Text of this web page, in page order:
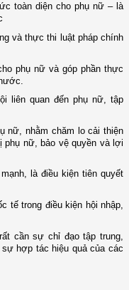
toàn diện cho phụ nữ – là
và thực thi luật pháp chính
phụ nữ và góp phần thực
liên quan đến phụ nữ, tập
nữ, nhằm chăm lo cải thiện
phụ nữ, bảo vệ quyền và lợi
là điều kiện tiên quyết
tế trong điều kiện hội nhập,
cần sự chỉ đạo tập trung,
hợp tác hiệu quả của các